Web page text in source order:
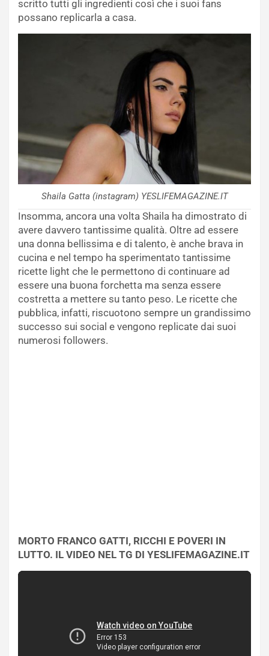
scritto tutti gli ingredienti così che i suoi fans
possano replicarla a casa.
Shaila Gatta (instagram) YESLIFEMAGAZINE.IT
Insomma, ancora una volta Shaila ha dimostrato di
avere davvero tantissime qualità. Oltre ad essere
una donna bellissima e di talento, è anche brava in
cucina e nel tempo ha sperimentato tantissime
ricette light che le permettono di continuare ad
essere una buona forchetta ma senza essere
costretta a mettere su tanto peso. Le ricette che
pubblica, infatti, riscuotono sempre un grandissimo
successo sui social e vengono replicate dai suoi
numerosi followers.
MORTO FRANCO GATTI, RICCHI E POVERI IN
LUTTO. IL VIDEO NEL TG DI YESLIFEMAGAZINE.IT